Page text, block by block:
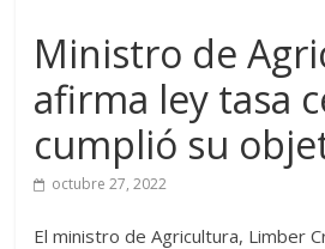
Ministro de
afirma ley tasa
cumplió su
octubre 27, 2022
El ministro de Agricultura, Limber